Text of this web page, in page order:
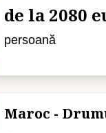
de la 2080
persoană
Maroc -